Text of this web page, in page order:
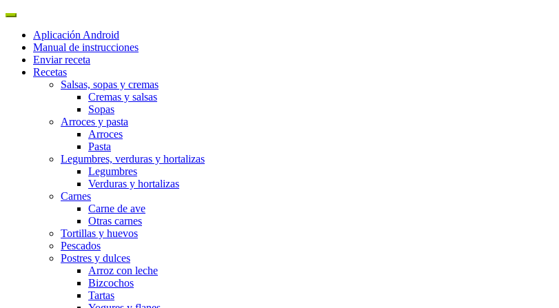
Aplicación Android
Manual de instrucciones
Enviar receta
Recetas
Salsas, sopas y cremas
Cremas y salsas
Sopas
Arroces y pasta
Arroces
Pasta
Legumbres, verduras y hortalizas
Legumbres
Verduras y hortalizas
Carnes
Carne de ave
Otras carnes
Tortillas y huevos
Pescados
Postres y dulces
Arroz con leche
Bizcochos
Tartas